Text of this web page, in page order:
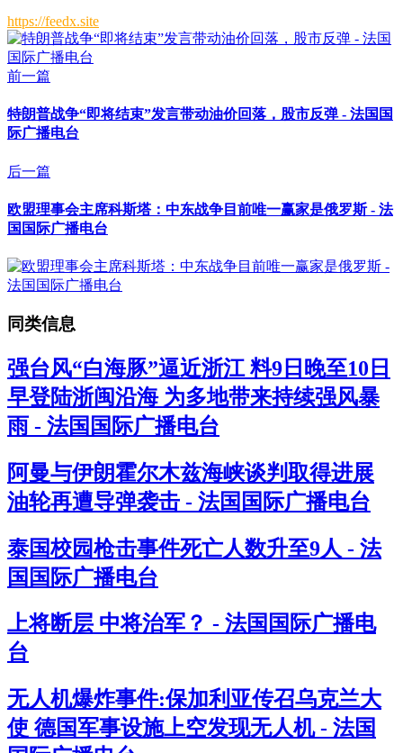
https://feedx.site
前一篇
特朗普战争“即将结束”发言带动油价回落，股市反弹 - 法国国
际广播电台
后一篇
欧盟理事会主席科斯塔：中东战争目前唯一赢家是俄罗斯 - 法
国国际广播电台
同类信息
强台风“白海豚”逼近浙江 料9日晚至10日
早登陆浙闽沿海 为多地带来持续强风暴
雨 - 法国国际广播电台
阿曼与伊朗霍尔木兹海峡谈判取得进展
油轮再遭导弹袭击 - 法国国际广播电台
泰国校园枪击事件死亡人数升至9人 - 法
国国际广播电台
上将断层 中将治军？ - 法国国际广播电
台
无人机爆炸事件:保加利亚传召乌克兰大
使 德国军事设施上空发现无人机 - 法国